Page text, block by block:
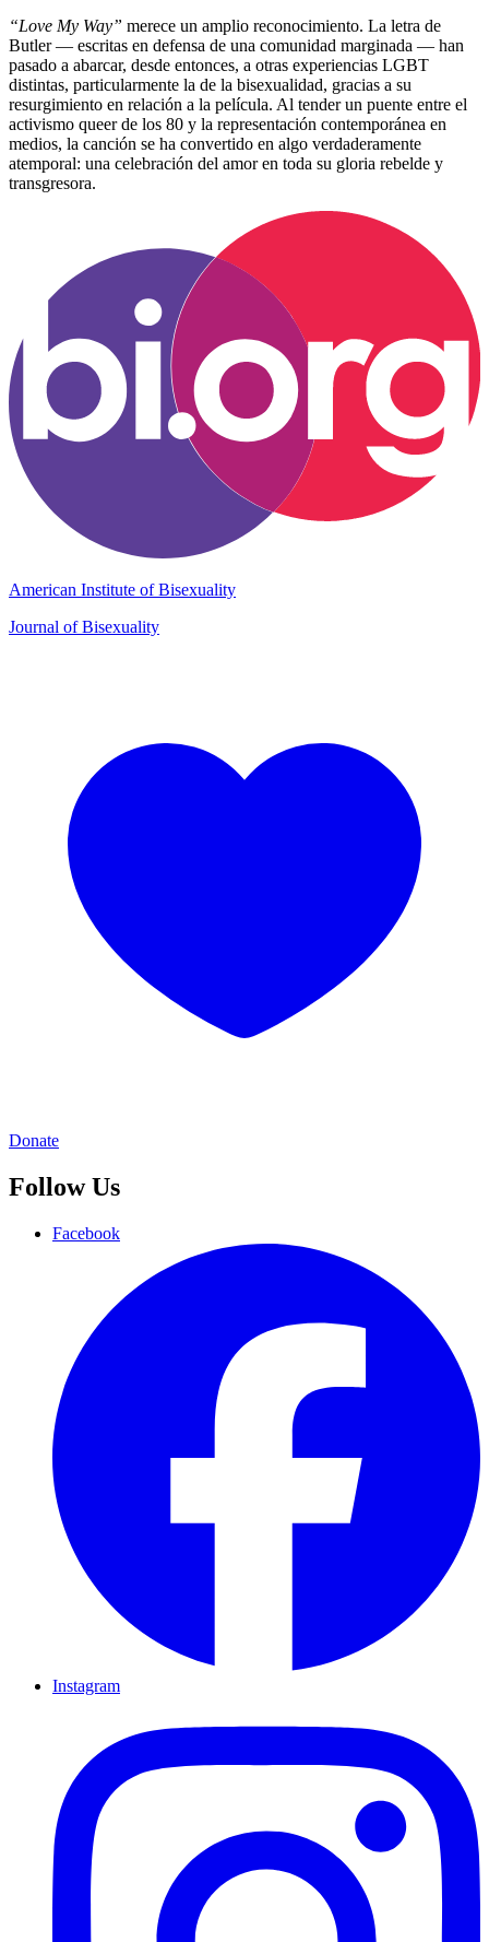
“Love My Way” merece un amplio reconocimiento. La letra de
Butler — escritas en defensa de una comunidad marginada — han
pasado a abarcar, desde entonces, a otras experiencias LGBT
distintas, particularmente la de la bisexualidad, gracias a su
resurgimiento en relación a la película. Al tender un puente entre el
activismo queer de los 80 y la representación contemporánea en
medios, la canción se ha convertido en algo verdaderamente
atemporal: una celebración del amor en toda su gloria rebelde y
transgresora.
American Institute of Bisexuality
Journal of Bisexuality
Donate
Follow Us
Facebook
Instagram